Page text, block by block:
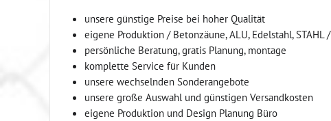
unsere günstige Preise bei hoher Qualität
eigene Produktion / Betonzäune, ALU, Edelstahl, STAHL /
persönliche Beratung, gratis Planung, montage
komplette Service für Kunden
unsere wechselnden Sonderangebote
unsere große Auswahl und günstigen Versandkosten
eigene Produktion und Design Planung Büro